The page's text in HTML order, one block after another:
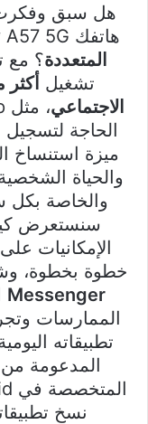
هل سبق
هاتفك Galaxy A57 5G لتسهيل
المتعددة
تشغيل
الاجتماعي
الحاجة
ميزة استنساخ
والحياة
والخاصة بكل
سنستعرض
الإمكانيات على
خطوة بخطوة،
Messenger
الممارسات
تطبيقاته
المدعومة من
نسخ